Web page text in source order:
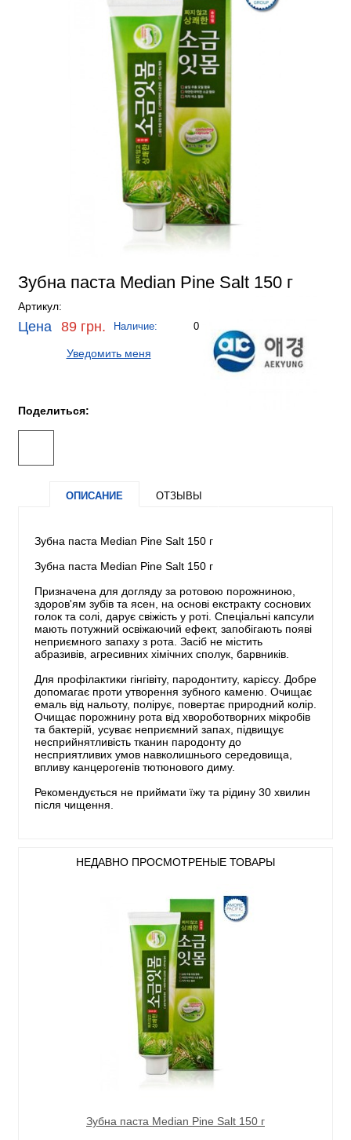
Зубна паста Median Pine Salt 150 г
Артикул:
Цена 89 грн. Наличие: 0
Уведомить меня
Поделиться:
ОПИСАНИЕ ОТЗЫВЫ
Зубна паста Median Pine Salt 150 г
Зубна паста Median Pine Salt 150 г
Призначена для догляду за ротовою порожниною,
здоров'ям зубів та ясен, на основі екстракту соснових
голок та солі, дарує свіжість у роті. Спеціальні капсули
мають потужний освіжаючий ефект, запобігають появі
неприємного запаху з рота. Засіб не містить
абразивів, агресивних хімічних сполук, барвників.
Для профілактики гінгівіту, пародонтиту, карієсу. Добре
допомагає проти утворення зубного каменю. Очищає
емаль від нальоту, полірує, повертає природний колір.
Очищає порожнину рота від хвороботворних мікробів
та бактерій, усуває неприємний запах, підвищує
несприйнятливість тканин пародонту до
несприятливих умов навколишнього середовища,
впливу канцерогенів тютюнового диму.
Рекомендується не приймати їжу та рідину 30 хвилин
після чищення.
НЕДАВНО ПРОСМОТРЕНЫЕ ТОВАРЫ
Зубна паста Median Pine Salt 150 г